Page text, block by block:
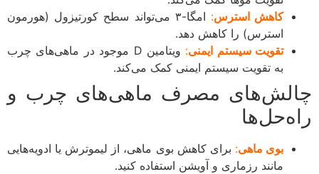
کاهش استرس:
امگا-۳ می‌تواند سطح کورتیزول (هورمون
استرس) را کاهش دهد.
تقویت سیستم ایمنی:
ویتامین D موجود در ماهی‌های چرب
به تقویت سیستم ایمنی کمک می‌کند.
مصرف ماهی‌های چرب و
بوی ماهی:برای کاهش بوی ماهی، از لیموترش یا ادویه‌هایی
مانند رزماری و آویشن استفاده کنید.